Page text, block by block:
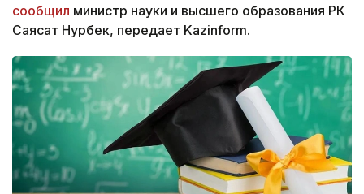
сообщил министр науки и высшего образования РК
Саясат Нурбек, передает Kazinform.